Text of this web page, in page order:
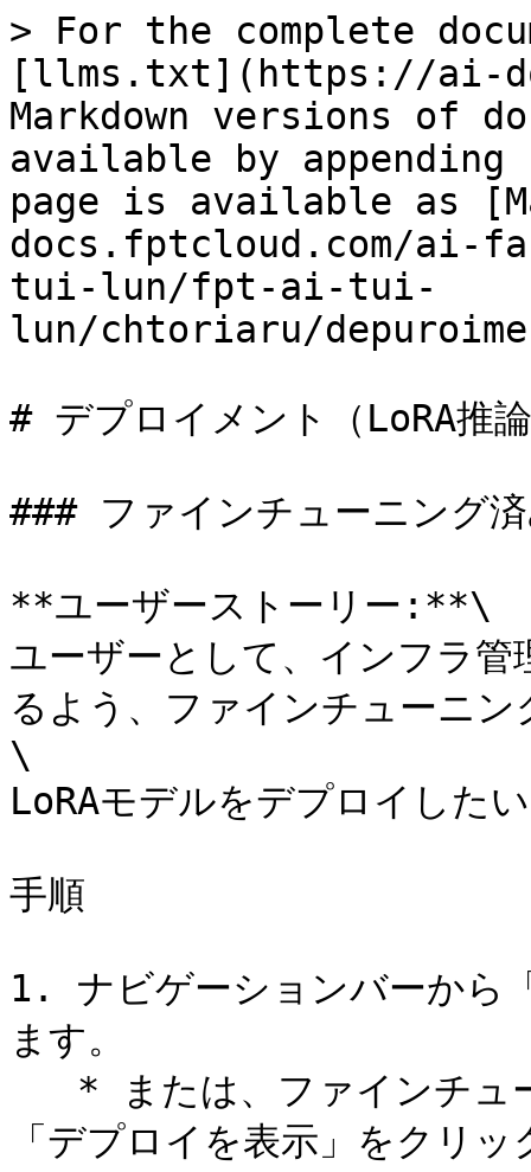
> For the complete
[llms.txt](https://ai-
Markdown versions of
available by
page is available as
docs.fptcloud.com/
tui-lun/fpt-ai-tui-
lun/chtoriaru/
# デプロイメント（LoRA推
### ファインチューニング
**ユーザーストーリー:**\
ユーザーとして、インフラ
るよう、ファインチューニン
\
LoRAモデルをデプロイした
手順
1. ナビゲーションバーから
ます。
「デプロイを表示」をクリッ